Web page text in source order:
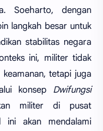
Soeharto, dengan
langkah besar untuk
stabilitas negara
ini, militer tidak
tetapi juga
konsep Dwifungsi
militer di pusat
ini akan mendalami